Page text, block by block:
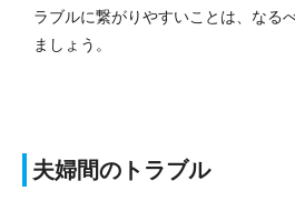
ラブルに繋がりやすいことは、なる
ましょう。
夫婦間のトラブル